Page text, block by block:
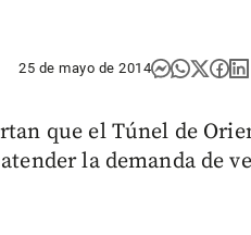
25 de mayo de 2014
que el Túnel de
la demanda de